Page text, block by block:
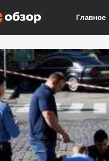
Главное